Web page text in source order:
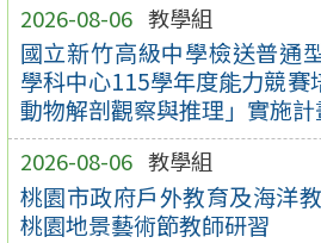
2026-08-06 教學組
國立新竹高級中學檢送普通
學科中心115學年度能力競賽
動物解剖觀察與推理」實施計
2026-08-06 教學組
桃園市政府戶外教育及海洋
桃園地景藝術節教師研習